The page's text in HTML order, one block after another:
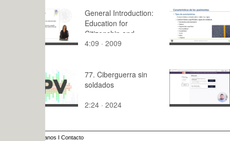
General Introduction:
Education for
Citizenship and
Human Rights II
4:09 · 2009
11:32 ·
77. Ciberguerra sin
soldados
2:24 · 2024
4.3
Creators:
Analytics
published
1:42 · 2023